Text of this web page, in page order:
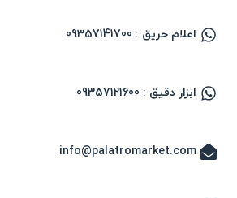
اعلام حریق : 09357141700
ابزار دقیق : 09357121600
info@palatromarket.com